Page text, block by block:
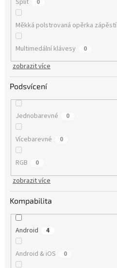
0
Měkká polstrovaná opěrka zápěstí
Multimedální klávesy 0
zobrazit více
Podsvícení
Jednobarevné 0
Vícebarevné 0
RGB 0
zobrazit více
Kompabilita
Android 4
Android & iOS 0